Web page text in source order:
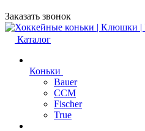
Заказать звонок
Каталог
Коньки
Bauer
CCM
Fischer
True